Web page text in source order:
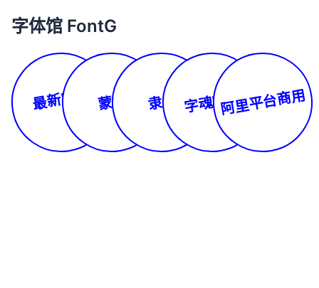
字体馆 FontG
最新字体 蒙文 隶书 字魂字库阿里平台商用